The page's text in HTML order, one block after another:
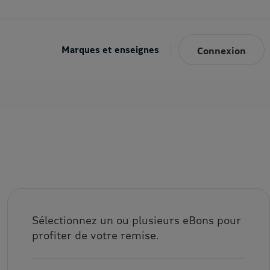
Marques et enseignes Connexion
Sélectionnez un ou plusieurs eBons pour
profiter de votre remise.